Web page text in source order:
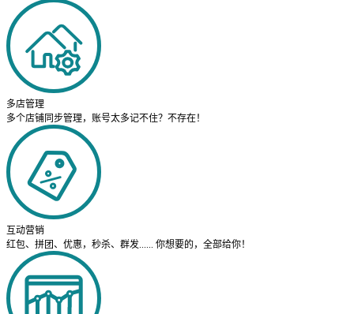
多店管理
多个店铺同步管理，账号太多记不住？不存在！
互动营销
红包、拼团、优惠，秒杀、群发...... 你想要的，全部给你！